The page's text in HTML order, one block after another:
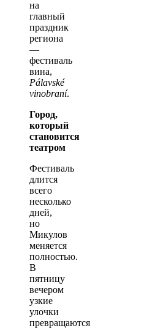
на
главный
праздник
региона
—
фестиваль
вина,
Pálavské
vinobraní.
Город,
который
становится
театром
Фестиваль
длится
всего
несколько
дней,
но
Микулов
меняется
полностью.
В
пятницу
вечером
узкие
улочки
превращаются